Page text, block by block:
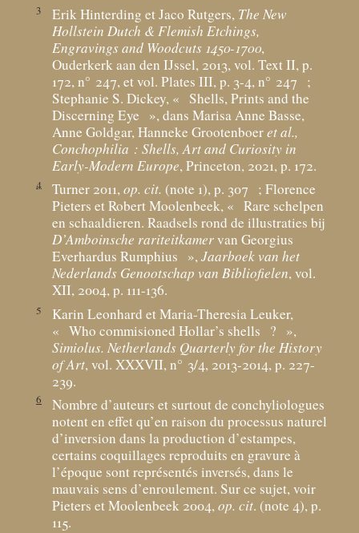
3 Erik Hinterding et Jaco Rutgers, The New
Hollstein Dutch & Flemish Etchings,
Engravings and Woodcuts 1450-1700,
Ouderkerk aan den IJssel, 2013, vol. Text II, p.
172, n° 247, et vol. Plates III, p. 3-4, n° 247
;
Stephanie S. Dickey, «
Shells, Prints and the
Discerning Eye
», dans Marisa Anne Basse,
Anne Goldgar, Hanneke Grootenboeret al.,
Conchophilia : Shells, Art and Curiosity in
Early-Modern Europe, Princeton, 2021, p. 172.
4 Turner 2011,op. cit. (note 1), p. 307
; Florence
Pieters et Robert Moolenbeek, « Rare schelpen
en schaaldieren. Raadsels rond de illustraties bij
D’Amboinsche rariteitkamervan Georgius
Everhardus Rumphius
»,Jaarboek van het
Nederlands Genootschap van Bibliofielen, vol.
XII, 2004, p. 111-136.
5
Karin Leonhard et Maria-Theresia Leuker,
« Who commisioned Hollar’s shells ?
»,
Simiolus. Netherlands Quarterly for the History
of Art, vol. XXXVII, n° 3/4, 2013-2014, p. 227-
239.
6
Nombre d’auteurs et surtout de conchyliologues
notent en effet qu’en raison du processus naturel
d’inversion dans la production d’estampes,
certains coquillages reproduits en gravure à
l’époque sont représentés inversés, dans le
mauvais sens d’enroulement. Sur ce sujet, voir
Pieters et Moolenbeek 2004,op. cit. (note 4), p.
115.